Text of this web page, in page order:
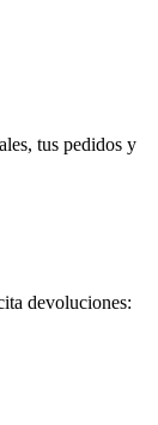
tus pedidos y
devoluciones: